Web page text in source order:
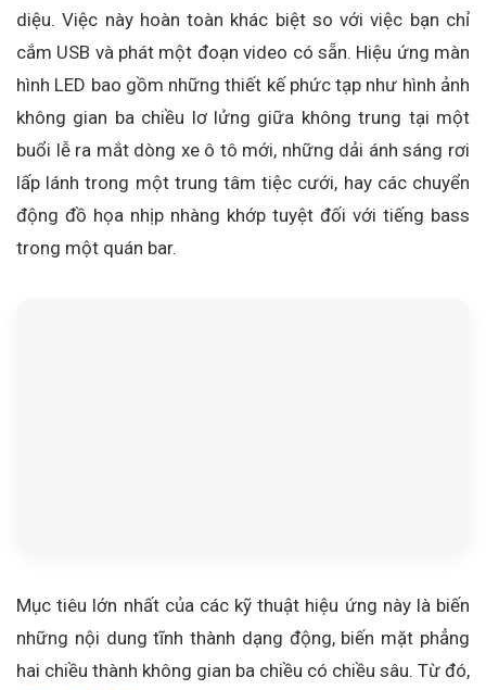
diệu. Việc này hoàn toàn khác biệt so với việc bạn chỉ
cắm USB và phát một đoạn video có sẵn. Hiệu ứng màn
hình LED bao gồm những thiết kế phức tạp như hình ảnh
không gian ba chiều lơ lửng giữa không trung tại một
buổi lễ ra mắt dòng xe ô tô mới, những dải ánh sáng rơi
lấp lánh trong một trung tâm tiệc cưới, hay các chuyển
động đồ họa nhịp nhàng khớp tuyệt đối với tiếng bass
trong một quán bar.
Mục tiêu lớn nhất của các kỹ thuật hiệu ứng này là biến
những nội dung tĩnh thành dạng động, biến mặt phẳng
hai chiều thành không gian ba chiều có chiều sâu. Từ đó,